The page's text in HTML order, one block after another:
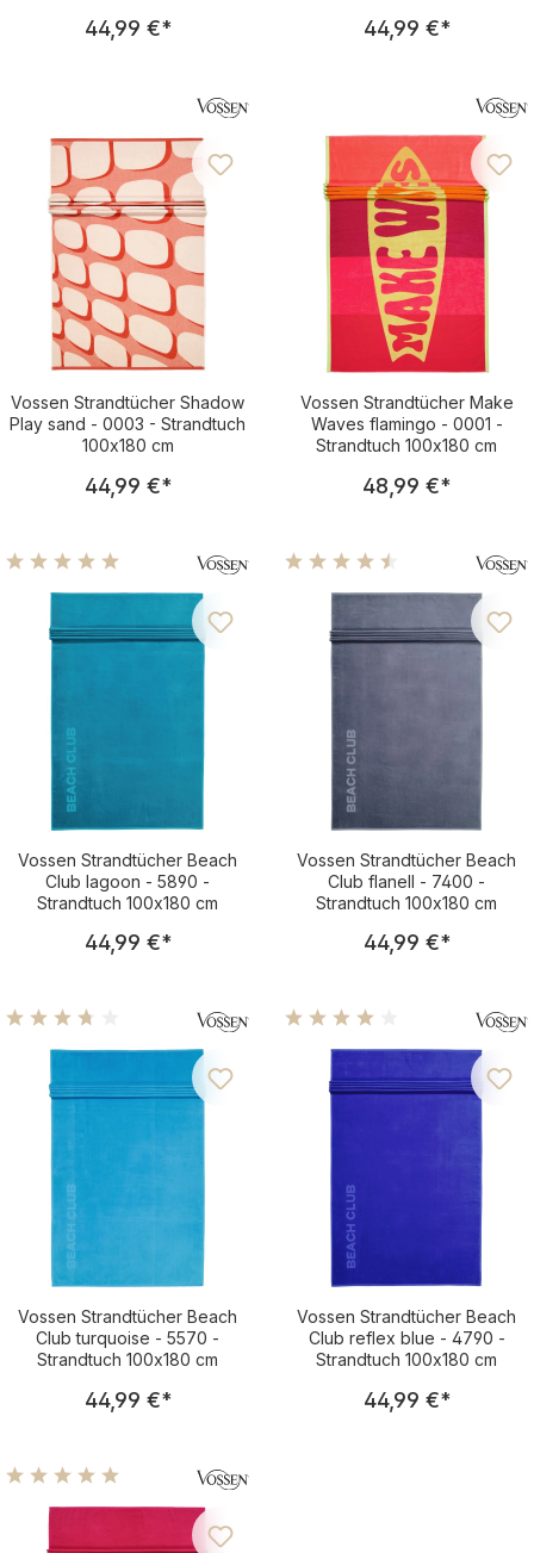
Regulärer Preis:
44,99 €* Regulärer
44,99 €*
Vossen Strandtücher Shadow
Play sand - 0003 - Strandtuch
100x180 cm
Regulärer Preis:
44,99 €*
Vossen Strandtücher Make
Waves flamingo - 0001 -
Strandtuch 100x180 cm
Regulärer
48,99 €*
Durchschnittliche Bewertung von 5 von 5 Sternen
Vossen Strandtücher Beach
Club lagoon - 5890 -
Strandtuch 100x180 cm
Regulärer Preis:
44,99 €*
Durchschnittliche
Vossen Strandtücher Beach
Club flanell - 7400 -
Strandtuch 100x180 cm
Regulärer
44,99 €*
Durchschnittliche Bewertung von 3.7 von 5 Sternen
Vossen Strandtücher Beach
Club turquoise - 5570 -
Strandtuch 100x180 cm
Regulärer Preis:
44,99 €*
Durchschnittliche
Vossen Strandtücher Beach
Club reflex blue - 4790 -
Strandtuch 100x180 cm
Regulärer
44,99 €*
Durchschnittliche Bewertung von 5 von 5 Sternen